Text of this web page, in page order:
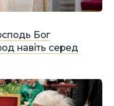
Бог
навіть серед